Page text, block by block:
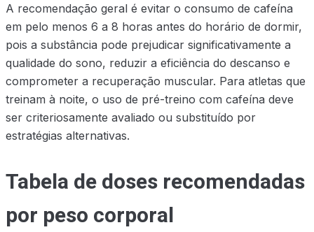
A recomendação geral é evitar o consumo de cafeína
em pelo menos 6 a 8 horas antes do horário de dormir,
pois a substância pode prejudicar significativamente a
qualidade do sono, reduzir a eficiência do descanso e
comprometer a recuperação muscular. Para atletas que
treinam à noite, o uso de pré-treino com cafeína deve
ser criteriosamente avaliado ou substituído por
estratégias alternativas.
Tabela de doses recomendadas
por peso corporal